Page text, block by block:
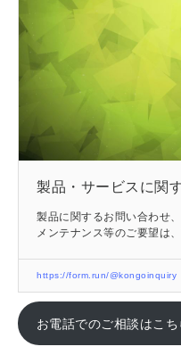
製品・サービスに関
https://form.run/@kongoinquiry
製品に関するお問い合わせ
メンテナンス等のご要望は
ちらからどうぞ。
お電話でのご相談はこ